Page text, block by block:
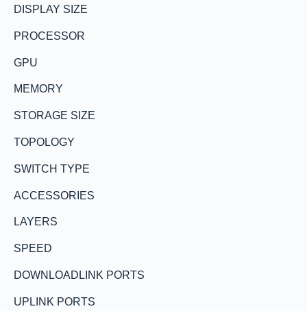
DISPLAY SIZE
PROCESSOR
GPU
MEMORY
STORAGE SIZE
TOPOLOGY
SWITCH TYPE
ACCESSORIES
LAYERS
SPEED
DOWNLOADLINK PORTS
UPLINK PORTS